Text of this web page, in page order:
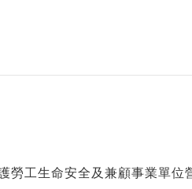
工生命安全及兼顧事業單位